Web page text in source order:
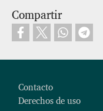
Compartir
Contacto
Derechos de uso